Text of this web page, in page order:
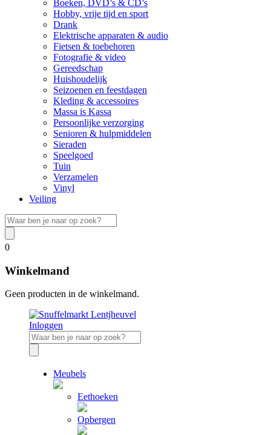
Boeken, DVD’s & CD’s
Hobby, vrije tijd en sport
Drank
Elektrische apparaten & audio
Fietsen & toebehoren
Fotografie & video
Gereedschap
Huishoudelijk
Seizoenen en feestdagen
Kleding & accessoires
Massa is Kassa
Persoonlijke verzorging
Senioren & hulpmiddelen
Sieraden
Speelgoed
Tuin
Verzamelen
Vinyl
Veiling
0
Winkelmand
Geen producten in de winkelmand.
Inloggen
Meubels
Eethoeken
Opbergen